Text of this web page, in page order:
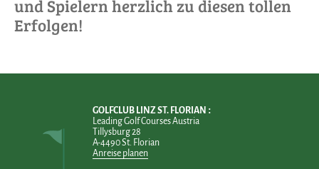
und Spielern herzlich zu diesen tollen
Erfolgen!
GOLFCLUB LINZ ST. FLORIAN
Leading Golf Courses Austria
Tillysburg 28
A-4490 St. Florian
Anreise planen